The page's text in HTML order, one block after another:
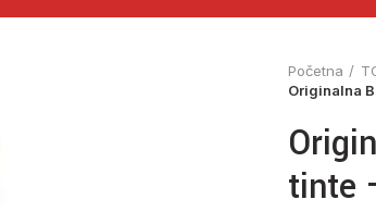
Početna
Originalna
tinte